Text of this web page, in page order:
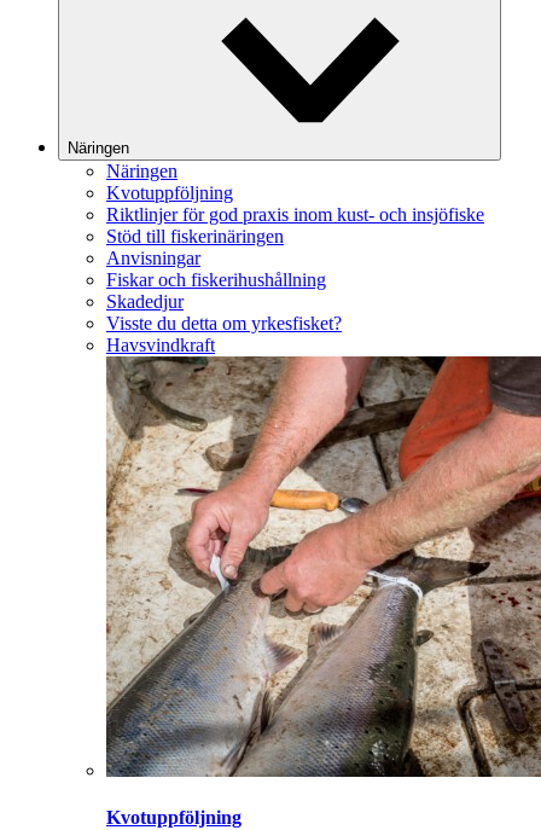
Näringen
Näringen
Kvotuppföljning
Riktlinjer för god praxis inom kust- och insjöfiske
Stöd till fiskerinäringen
Anvisningar
Fiskar och fiskerihushållning
Skadedjur
Visste du detta om yrkesfisket?
Havsvindkraft
Kvotuppföljning